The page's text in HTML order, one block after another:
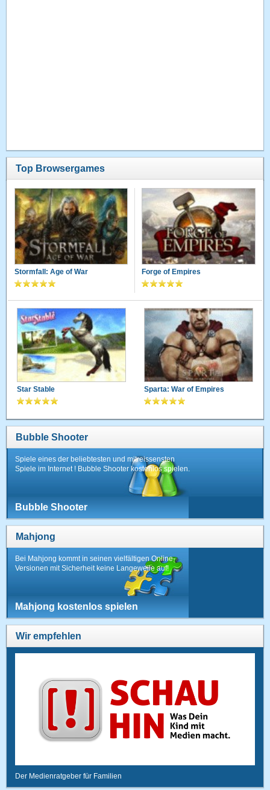
Top Browsergames
Stormfall: Age of War Forge of Empires
Star Stable Sparta: War of Empires
Bubble Shooter
Spiele eines der beliebtesten und mitreissensten
Spiele im Internet ! Bubble Shooter kostenlos spielen.
Bubble Shooter
Mahjong
Bei Mahjong kommt in seinen vielfältigen Online-
Versionen mit Sicherheit keine Langeweile auf!
Mahjong kostenlos spielen
Wir empfehlen
Der Medienratgeber für Familien